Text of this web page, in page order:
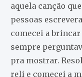
aquela canção
pessoas
comecei a brincar
sempre
pra mostrar.
reli e comecei a